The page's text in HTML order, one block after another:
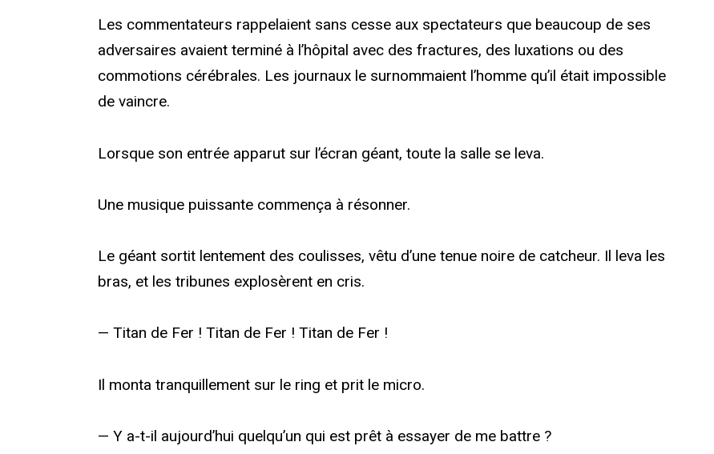
Les commentateurs rappelaient sans cesse aux spectateurs que beaucoup de ses
adversaires avaient terminé à l’hôpital avec des fractures, des luxations ou des
commotions cérébrales. Les journaux le surnommaient l’homme qu’il était impossible
de vaincre.
Lorsque son entrée apparut sur l’écran géant, toute la salle se leva.
Une musique puissante commença à résonner.
Le géant sortit lentement des coulisses, vêtu d’une tenue noire de catcheur. Il leva les
bras, et les tribunes explosèrent en cris.
— Titan de Fer ! Titan de Fer ! Titan de Fer !
Il monta tranquillement sur le ring et prit le micro.
— Y a-t-il aujourd’hui quelqu’un qui est prêt à essayer de me battre ?